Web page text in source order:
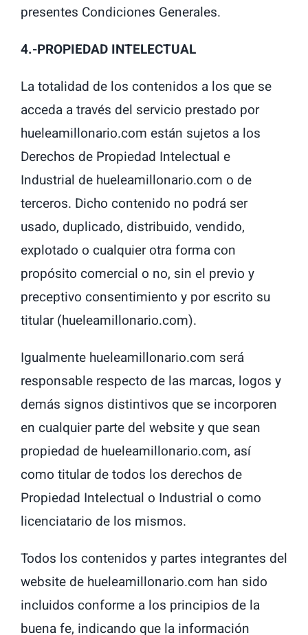
presentes Condiciones Generales.
4.-PROPIEDAD INTELECTUAL
La totalidad de los contenidos a los que se
acceda a través del servicio prestado por
hueleamillonario.com están sujetos a los
Derechos de Propiedad Intelectual e
Industrial de hueleamillonario.com o de
terceros. Dicho contenido no podrá ser
usado, duplicado, distribuido, vendido,
explotado o cualquier otra forma con
propósito comercial o no, sin el previo y
preceptivo consentimiento y por escrito su
titular (hueleamillonario.com).
Igualmente hueleamillonario.com será
responsable respecto de las marcas, logos y
demás signos distintivos que se incorporen
en cualquier parte del website y que sean
propiedad de hueleamillonario.com, así
como titular de todos los derechos de
Propiedad Intelectual o Industrial o como
licenciatario de los mismos.
Todos los contenidos y partes integrantes del
website de hueleamillonario.com han sido
incluidos conforme a los principios de la
buena fe, indicando que la información